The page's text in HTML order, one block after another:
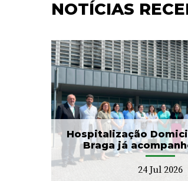
NOTÍCIAS
Hospitalização
Braga já
24 Jul 2026
ULS Braga
Mundial do
as II
22 Jul